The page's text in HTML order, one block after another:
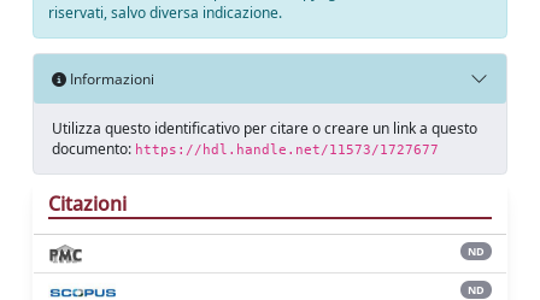
riservati, salvo diversa indicazione.
Informazioni
Utilizza questo identificativo per citare o creare un link a questo
documento: https://hdl.handle.net/11573/1727677
Citazioni
ND
ND